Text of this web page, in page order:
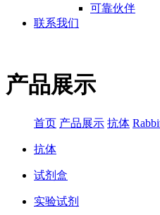
可靠伙伴
联系我们
产品展示
首页 产品展示 抗体
抗体
试剂盒
实验试剂